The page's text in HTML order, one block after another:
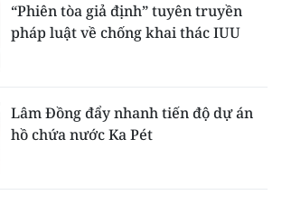
TUẦN
THÁNG
“Phiên tòa giả định” tuyên truyền
pháp luật về chống khai thác IUU
Lâm Đồng đẩy nhanh tiến độ dự án
hồ chứa nước Ka Pét